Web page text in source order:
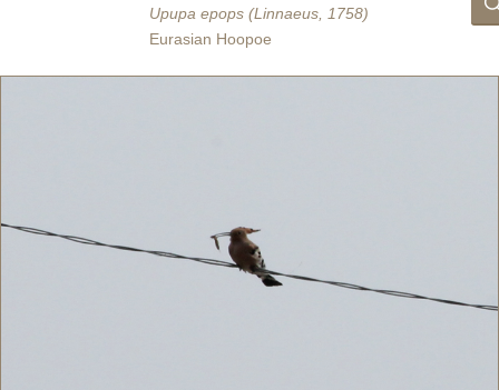
Upupa epops (Linnaeus, 1758)
Eurasian Hoopoe